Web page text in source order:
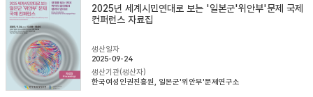
2025년 세계시민연대로 보는 '일본군'위안부'문제 국제
컨퍼런스 자료집
생산일자
2025-09-24
생산기관(생산자)
한국여성인권진흥원, 일본군'위안부'문제연구소